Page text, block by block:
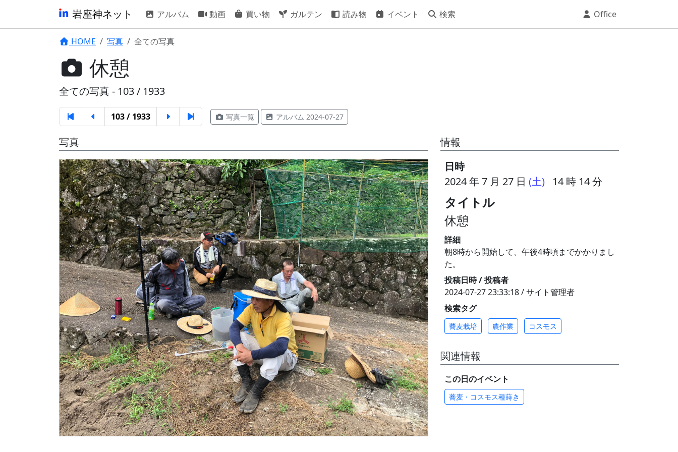
岩座神ネット アルバム 動画 買い物 ガルテン 読み物 イベント 検索 Office
HOME 写真 全ての写真
休憩
全ての写真 - 103 / 1933
103 / 1933 写真一覧 アルバム 2024-07-27
写真
情報
日時
2024 年 7 月 27 日 (土) 14 時 14 分
タイトル
休憩
詳細
朝8時から開始して、午後4時頃までかかりまし
た。
投稿日時 / 投稿者
2024-07-27 23:33:18 / サイト管理者
検索タグ
蕎麦栽培 農作業 コスモス
関連情報
この日のイベント
蕎麦・コスモス種蒔き